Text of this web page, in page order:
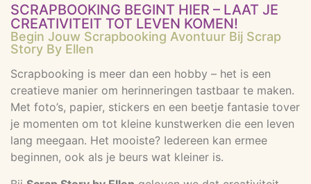
SCRAPBOOKING BEGINT HIER – LAAT JE
CREATIVITEIT TOT LEVEN KOMEN!
Begin Jouw Scrapbooking Avontuur Bij Scrap
Story By Ellen
Scrapbooking is meer dan een hobby – het is een
creatieve manier om herinneringen tastbaar te maken.
Met foto’s, papier, stickers en een beetje fantasie tover
je momenten om tot kleine kunstwerken die een leven
lang meegaan. Het mooiste? Iedereen kan ermee
beginnen, ook als je beurs wat kleiner is.